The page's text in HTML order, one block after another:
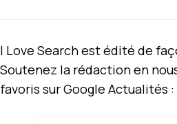
I Love Search est édité de
Soutenez la rédaction en
favoris sur Google Actualités :